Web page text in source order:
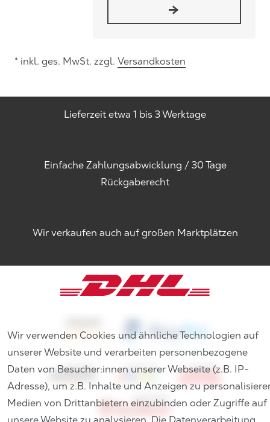
* inkl. ges. MwSt. zzgl. Versandkosten
Lieferzeit etwa 1 bis 3 Werktage
Einfache Zahlungsabwicklung / 30 Tage
Rückgaberecht
Wir verkaufen auch auf großen Marktplätzen
Wir verwenden Cookies und ähnliche Technologien auf
unserer Website und verarbeiten personenbezogene
Daten von Besucher:innen unserer Webseite (z.B. IP-
Adresse), um z.B. Inhalte und Anzeigen zu
Medien von Drittanbietern einzubinden oder Zugriffe auf